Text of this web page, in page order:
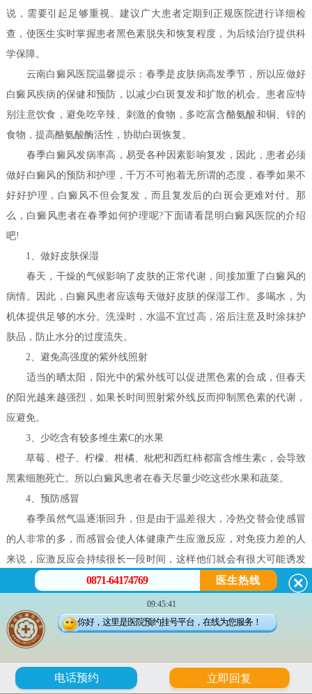
说，需要引起足够重视。建议广大患者定期到正规医院进行详细检
查，使医生实时掌握患者黑色素脱失和恢复程度，为后续治疗提供科
学保障。
云南白癜风医院温馨提示：春季是皮肤病高发季节，所以应做好
白癜风疾病的保健和预防，以减少白斑复发和扩散的机会。患者应特
别注意饮食，避免吃辛辣、刺激的食物，多吃富含酪氨酸和铜、锌的
食物，提高酪氨酸酶活性，协助白斑恢复。
春季白癜风发病率高，易受各种因素影响复发，因此，患者必须
做好白癜风的预防和护理，千万不可抱着无所谓的态度，春季如果不
好好护理，白癜风不但会复发，而且复发后的白斑会更难对付。那
么，白癜风患者在春季如何护理呢?下面请看昆明白癜风医院的介绍
吧!
1、做好皮肤保湿
春天，干燥的气候影响了皮肤的正常代谢，间接加重了白癜风的
病情。因此，白癜风患者应该每天做好皮肤的保湿工作。多喝水，为
机体提供足够的水分。洗澡时，水温不宜过高，浴后注意及时涂抹护
肤品，防止水分的过度流失。
2、避免高强度的紫外线照射
适当的晒太阳，阳光中的紫外线可以促进黑色素的合成，但春天
的阳光越来越强烈，如果长时间照射紫外线反而抑制黑色素的代谢，
应避免。
3、少吃含有较多维生素C的水果
草莓、橙子、柠檬、柑橘、枇杷和西红柿都富含维生素c，会导致
黑素细胞死亡。所以白癜风患者在春天尽量少吃这些水果和蔬菜。
4、预防感冒
春季虽然气温逐渐回升，但是由于温差很大，冷热交替会使感冒
的人非常的多，而感冒会使人体健康产生应激反应，对免疫力差的人
来说，应激反应会持续很长一段时间，这样他们就会有很大可能诱发
白癜风的发病，加重患者病情。
昆明白癜风皮肤病医院温馨提示：白癜风的治疗需要坚持不懈，
我们在治疗过程中应该有信心和耐心，以便尽快恢复健康。同时，我
们也应该多锻炼，多和人交流，帮助提高治疗效果!
身体出现白斑，不仅是皮肤问题，而且是身体综合问题，如身体
免疫力过低、营养等方面都可能影响病情。 所以白斑的恢复需要注意
0871-64174769 医生热线
09:45:41
你好，这里是医院预约挂号平台，在线为您服务！
电话预约 立即回复